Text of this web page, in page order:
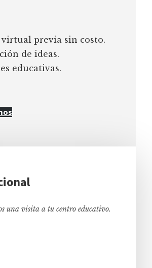
previa sin costo.
de ideas.
educativas.
una visita a tu centro educativo.